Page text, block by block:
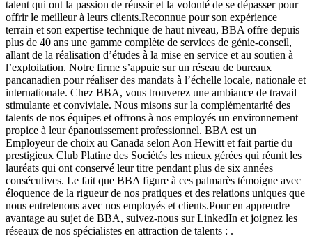
talent qui ont la passion de réussir et la volonté de se dépasser pour
offrir le meilleur à leurs clients.Reconnue pour son expérience
terrain et son expertise technique de haut niveau, BBA offre depuis
plus de 40 ans une gamme complète de services de génie-conseil,
allant de la réalisation d’études à la mise en service et au soutien à
l’exploitation. Notre firme s’appuie sur un réseau de bureaux
pancanadien pour réaliser des mandats à l’échelle locale, nationale et
internationale. Chez BBA, vous trouverez une ambiance de travail
stimulante et conviviale. Nous misons sur la complémentarité des
talents de nos équipes et offrons à nos employés un environnement
propice à leur épanouissement professionnel. BBA est un
Employeur de choix au Canada selon Aon Hewitt et fait partie du
prestigieux Club Platine des Sociétés les mieux gérées qui réunit les
lauréats qui ont conservé leur titre pendant plus de six années
consécutives. Le fait que BBA figure à ces palmarès témoigne avec
éloquence de la rigueur de nos pratiques et des relations uniques que
nous entretenons avec nos employés et clients.Pour en apprendre
avantage au sujet de BBA, suivez-nous sur LinkedIn et joignez les
réseaux de nos spécialistes en attraction de talents : .